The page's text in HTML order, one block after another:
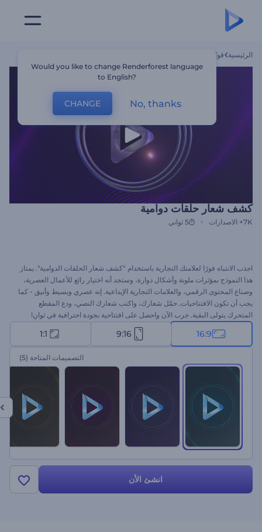
الرئيسية قوالب
كشف شعار حلقات دوامية
7K+ الاصدارات 5 ثواني
اجذب الانتباه فورًا لعلامتك التجارية باستخدام "كشف شعار الحلقات الدوامية". يمتاز
هذا النموذج بمؤثرات ملونة وأشكال دوارة، وستجد أنه اختيار رائع للأعمال العصرية،
وصناع المحتوى الرقمي، والعلامات التجارية الإبداعية. إنه عصري وبسيط وأنيق - كما
يجب أن تكون الافتتاحيات. حمّل شعارك، واكتب شعارك النصي، ودع المقطع
المتحرك يتولى البقية. جرب الآن واحصل على افتتاحية بجودة احترافية في ثوانِ!
16:9
9:16
1:1
التصميمات المتاحة (5)
انشئ الأن
Would you like to change Renderforest language
to English?
CHANGE No, thanks